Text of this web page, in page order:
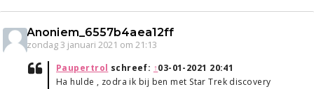
Anoniem_6557b4aea12ff
zondag 3 januari 2021 om 21:13
Paupertrol schreef: ↑03-01-2021 20:41
Ha hulde , zodra ik bij ben met Star Trek discovery